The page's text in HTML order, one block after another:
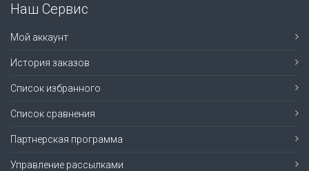
Наш Сервис
Мой аккаунт
История заказов
Список избранного
Список сравнения
Партнерская программа
Управление рассылками